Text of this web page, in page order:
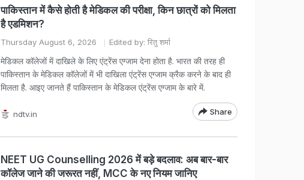
पाकिस्तान में कैसे होती है मेडिकल की परीक्षा, किन छात्रों को मिलता
है एडमिशन?
Thursday August 6, 2026 Edited by: रितु शर्मा
मेडिकल कॉलेजों में दाखिले के लिए एंट्रेंस एग्जाम देना होता है. भारत की तरह ही
पाकिस्तान के मेडिकल कॉलेजों में भी दाखिला एंट्रेंस एग्जाम क्रैक करने के बाद ही
मिलता है. आइए जानते हैं पाकिस्तान के मेडिकल एंट्रेंस एग्जाम के बारे में.
ndtv.in Share
NEET UG Counselling 2026 में बड़े बदलाव: अब बार-बार
कॉलेज जाने की जरूरत नहीं, MCC के नए नियम जानिए